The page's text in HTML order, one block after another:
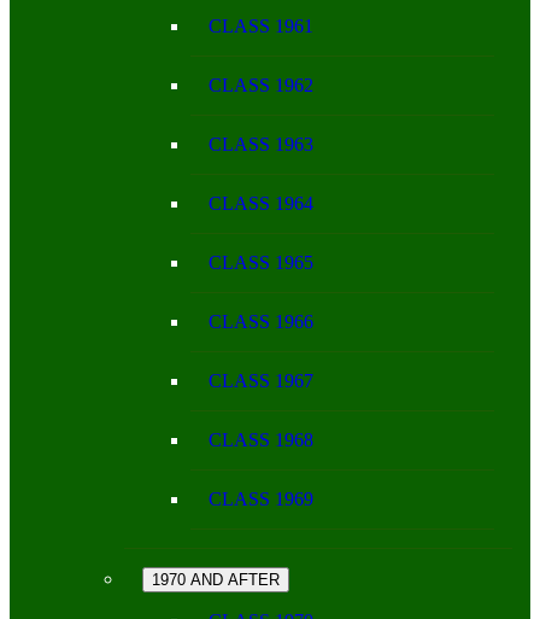
CLASS 1961
CLASS 1962
CLASS 1963
CLASS 1964
CLASS 1965
CLASS 1966
CLASS 1967
CLASS 1968
CLASS 1969
1970 AND AFTER